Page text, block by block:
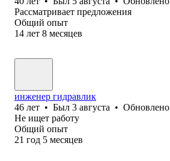
Рассматривает предложения
Общий опыт
14 лет 8 месяцев
инженер гидравлик
46 лет • Был 3 августа • Обновлено
Не ищет работу
Общий опыт
21 год 5 месяцев